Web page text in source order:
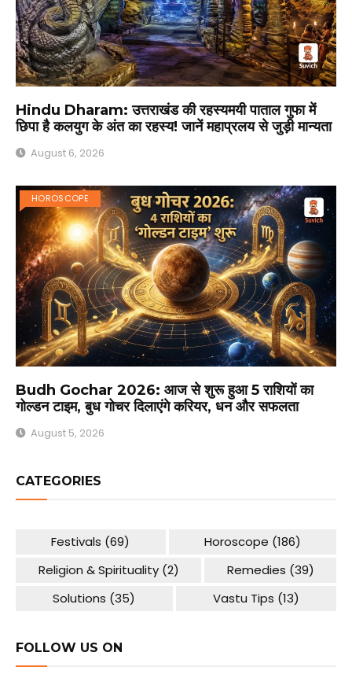
Hindu Dharam: उत्तराखंड की रहस्यमयी पाताल गुफा में
छिपा है कलयुग के अंत का रहस्य! जानें महाप्रलय से जुड़ी मान्यता
August 6, 2026
HOROSCOPE
Budh Gochar 2026: आज से शुरू हुआ 5 राशियों का
गोल्डन टाइम, बुध गोचर दिलाएंगे करियर, धन और सफलता
August 5, 2026
CATEGORIES
Festivals (69) Horoscope (186)
Religion & Spirituality(2) Remedies (39)
Solutions (35) Vastu Tips (13)
FOLLOW US ON